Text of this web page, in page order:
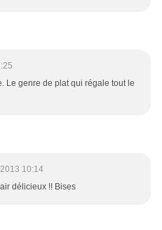
Le genre de plat qui régale tout le
10:14
délicieux !! Bises